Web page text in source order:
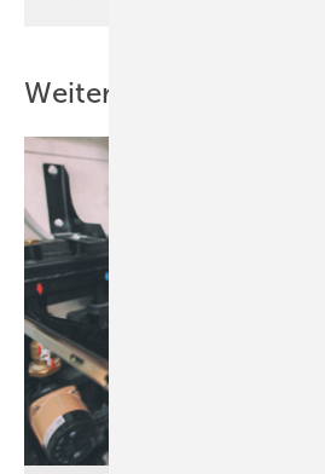
Weitere Inhalte